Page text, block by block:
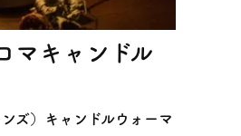
マキャンドル
ズ）キャンドルウォーマ